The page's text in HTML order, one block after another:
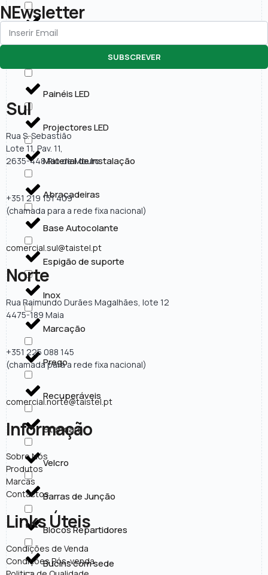
Iluminação Exterior
Painéis LED
Projectores LED
Material de Instalação
Abraçadeiras
Base Autocolante
Espigão de suporte
Inox
Marcação
Prego
Recuperáveis
Standard
Velcro
Barras de Junção
Blocos Repartidores
Bucins com sede
NEwsletter
SUBSCREVER
Sul
Rua S. Sebastião
Lote 11, Pav. 11,
2635-448 Rio de Mouro
+351 219 151 409
(chamada para a rede fixa nacional)
comercial.sul@taistel.pt
Norte
Rua Raimundo Durães Magalhães, lote 12
4475-189 Maia
+351 225 088 145
(chamada para a rede fixa nacional)
comercial.norte@taistel.pt
Informação
Sobre Nós
Produtos
Marcas
Contactos
Links Úteis
Condições de Venda
Condições Pós-venda